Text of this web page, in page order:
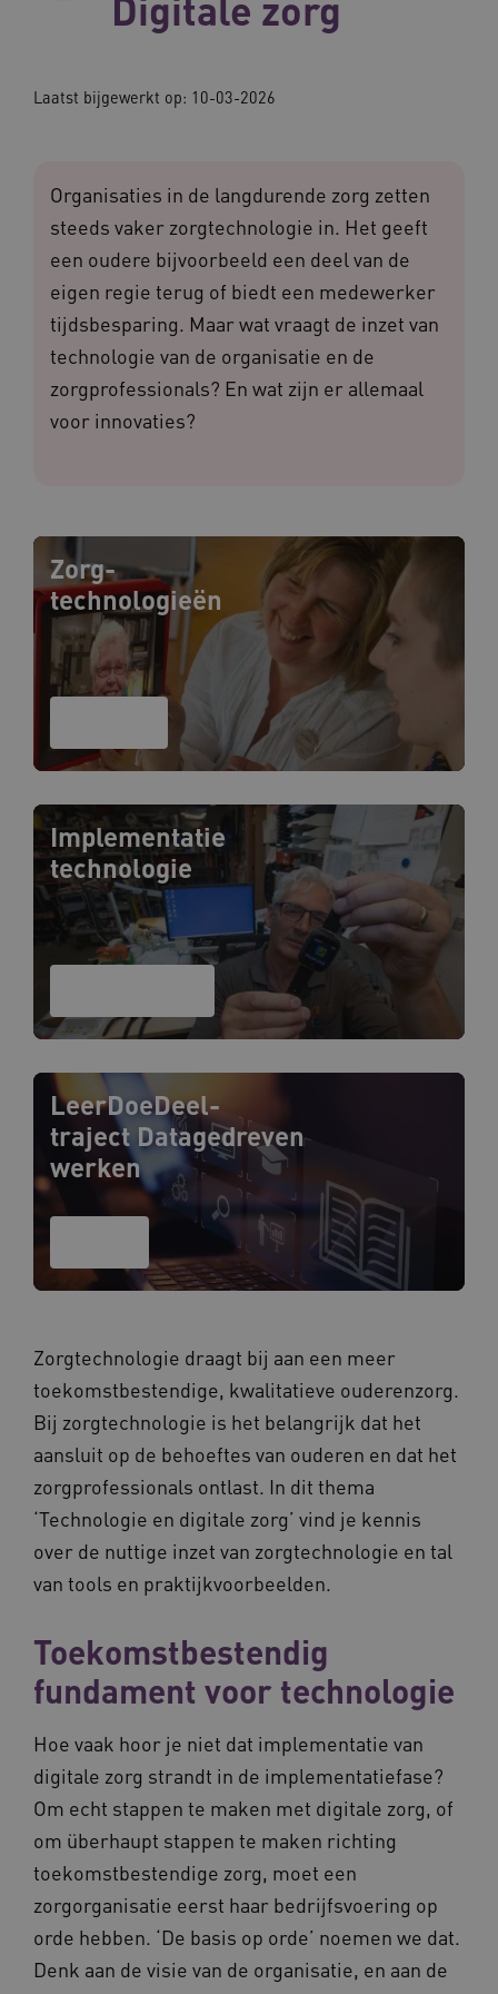
Laatst bijgewerkt op: 10-03-2026
Organisaties in de langdurende zorg zetten
steeds vaker zorgtechnologie in. Het geeft
een oudere bijvoorbeeld een deel van de
eigen regie terug of biedt een medewerker
tijdsbesparing. Maar wat vraagt de inzet van
technologie van de organisatie en de
zorgprofessionals? En wat zijn er allemaal
voor innovaties?
Zorg-
technologieën
Implementatie
technologie
LeerDoeDeel-
traject Datagedreven
werken
Zorgtechnologie draagt bij aan een meer
toekomstbestendige, kwalitatieve ouderenzorg.
Bij zorgtechnologie is het belangrijk dat het
aansluit op de behoeftes van ouderen en dat het
zorgprofessionals ontlast. In dit thema
‘Technologie en digitale zorg’ vind je kennis
over de nuttige inzet van zorgtechnologie en tal
van tools en praktijkvoorbeelden.
Toekomstbestendig
fundament voor technologie
Hoe vaak hoor je niet dat implementatie van
digitale zorg strandt in de implementatiefase?
Om echt stappen te maken met digitale zorg, of
om überhaupt stappen te maken richting
toekomstbestendige zorg, moet een
zorgorganisatie eerst haar bedrijfsvoering op
orde hebben. ‘De basis op orde’ noemen we dat.
Denk aan de visie van de organisatie, en aan de